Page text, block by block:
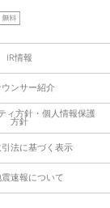
IR情報
ウンサー紹介
ィ方針・個人情報保護
方針
法に基づく表示
速報について